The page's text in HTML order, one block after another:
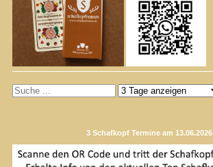
3 Schafkopf Termine am 13.06.2026